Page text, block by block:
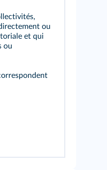
ou
et qui
ou